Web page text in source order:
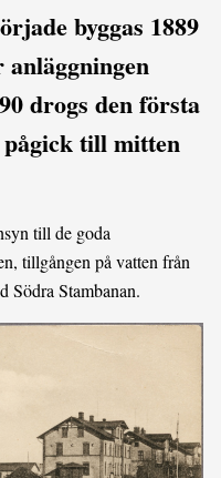
byggas 1889
anläggningen
drogs den första
till mitten
till de goda
tillgången på vatten från
Södra Stambanan.